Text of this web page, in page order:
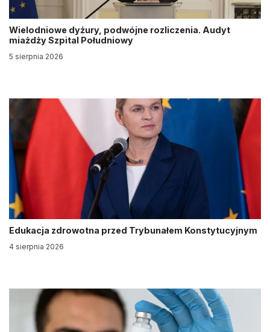
Wielodniowe dyżury, podwójne rozliczenia. Audyt
miażdży Szpital Południowy
5 sierpnia 2026
Edukacja zdrowotna przed Trybunałem Konstytucyjnym
4 sierpnia 2026